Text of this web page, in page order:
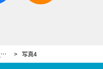
バドミントン渡辺勇大＆東野有紗ペア、新たな戦いへ！解散危機も乗り越えた“余り者”同士10年の「コンビ愛」 写真4